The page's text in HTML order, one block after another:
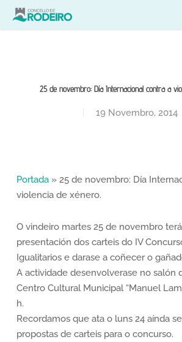
Skip
25 de novembro: Día Internacional contra a
19 Novembro, 2014
Portada» 25 de novembro: Día
violencia de xénero.
O vindeiro martes 25 de novembro
presentación dos carteis do IV
Igualitarios e darase a coñecer o
A actividade desenvolverase no salón
Centro Cultural Municipal “Manuel
h.
Recordamos que ata o luns 24 aínda
propostas de carteis para o concurso.